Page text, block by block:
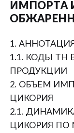
ИМПОРТА
1. АННОТАЦИЯ
1.1. КОДЫ ТН
ПРОДУКЦИИ
2. ОБЪЕМ
ЦИКОРИЯ
2.1.
ЦИКОРИЯ ПО